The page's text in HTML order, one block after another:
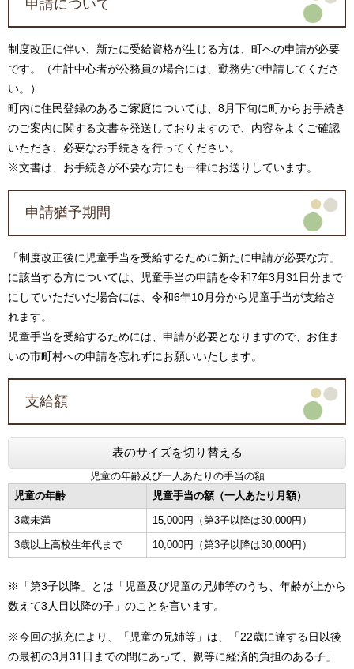
申請について
制度改正に伴い、新たに受給資格が生じる方は、町への申請が必要
です。（生計中心者が公務員の場合には、勤務先で申請してくださ
い。）
町内に住民登録のあるご家庭については、8月下旬に町からお手続き
のご案内に関する文書を発送しておりますので、内容をよくご確認
いただき、必要なお手続きを行ってください。
※文書は、お手続きが不要な方にも一律にお送りしています。
申請猶予期間
「制度改正後に児童手当を受給するために新たに申請が必要な方」
に該当する方については、児童手当の申請を令和7年3月31日分まで
にしていただいた場合には、令和6年10月分から児童手当が支給さ
れます。
児童手当を受給するためには、申請が必要となりますので、お住ま
いの市町村への申請を忘れずにお願いいたします。
支給額
表のサイズを切り替える
児童の年齢及び一人あたりの手当の額
児童の年齢
児童手当の額（一人あたり月額）
3歳未満 15,000円（第3子以降は30,000円）
3歳以上高校生年代まで 10,000円（第3子以降は30,000円）
※「第3子以降」とは「児童及び児童の兄姉等のうち、年齢が上から
数えて3人目以降の子」のことを言います。
※今回の拡充により、「児童の兄姉等」は、「22歳に達する日以後
の最初の3月31日までの間にあって、親等に経済的負担のある子」